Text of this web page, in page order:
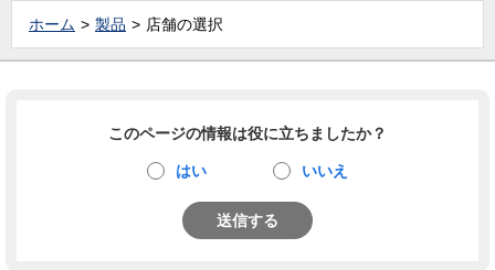
ホーム 製品 店舗の選択
このページの情報は役に立ちましたか？
はい いいえ
送信する